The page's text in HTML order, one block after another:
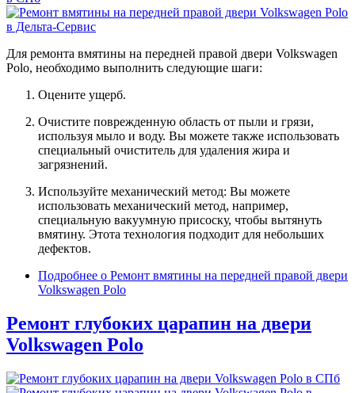
Для ремонта вмятины на передней правой двери Volkswagen
Polo, необходимо выполнить следующие шаги:
Оцените ущерб.
Очистите поврежденную область от пыли и грязи,
используя мыло и воду. Вы можете также использовать
специальный очиститель для удаления жира и
загрязнений.
Используйте механический метод: Вы можете
использовать механический метод, например,
специальную вакуумную присоску, чтобы вытянуть
вмятину. Этота технология подходит для небольших
дефектов.
Подробнее о Ремонт вмятины на передней правой двери
Volkswagen Polo
Ремонт глубоких царапин на двери
Volkswagen Polo